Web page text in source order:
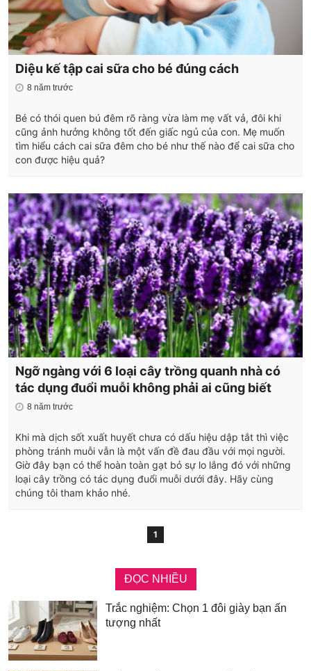
Diệu kế tập cai sữa cho bé đúng cách
8 năm trước
Bé có thói quen bú đêm rõ ràng vừa làm mẹ vất vả, đôi khi
cũng ảnh hưởng không tốt đến giấc ngủ của con. Mẹ muốn
tìm hiểu cách cai sữa đêm cho bé như thế nào để cai sữa cho
con được hiệu quả?
Ngỡ ngàng với 6 loại cây trồng quanh nhà có
tác dụng đuổi muỗi không phải ai cũng biết
8 năm trước
Khi mà dịch sốt xuất huyết chưa có dấu hiệu dập tắt thì việc
phòng tránh muỗi vẫn là một vấn đề đau đầu với mọi người.
Giờ đây bạn có thể hoàn toàn gạt bỏ sự lo lắng đó với những
loại cây trồng có tác dụng đuổi muỗi dưới đây. Hãy cùng
chúng tôi tham khảo nhé.
1
ĐỌC NHIỀU
Trắc nghiệm: Chọn 1 đôi giày bạn ấn
tượng nhất